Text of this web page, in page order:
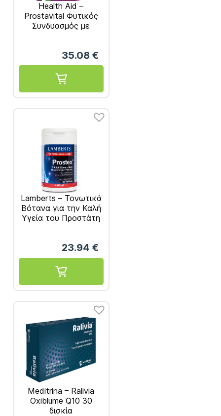
Health Aid –
Prostavital Φυτικός
Συνδυασμός με
Προστάτη 90 καψ.
35.08 €
Lamberts – Τονωτικά
Βότανα για την Καλή
Υγεία του Προστάτη
23.94 €
Meditrina – Ralivia
Oxiblume Q10 30
δισκία